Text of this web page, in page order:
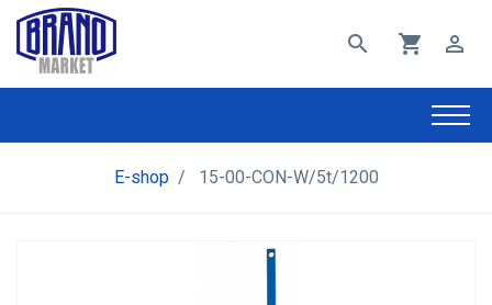
search shopping_cart perm_identity
E-shop / 15-00-CON-W/5t/1200